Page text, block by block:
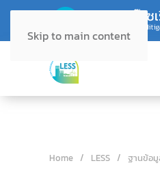
Skip to main content
Home LESS ฐานข้อ